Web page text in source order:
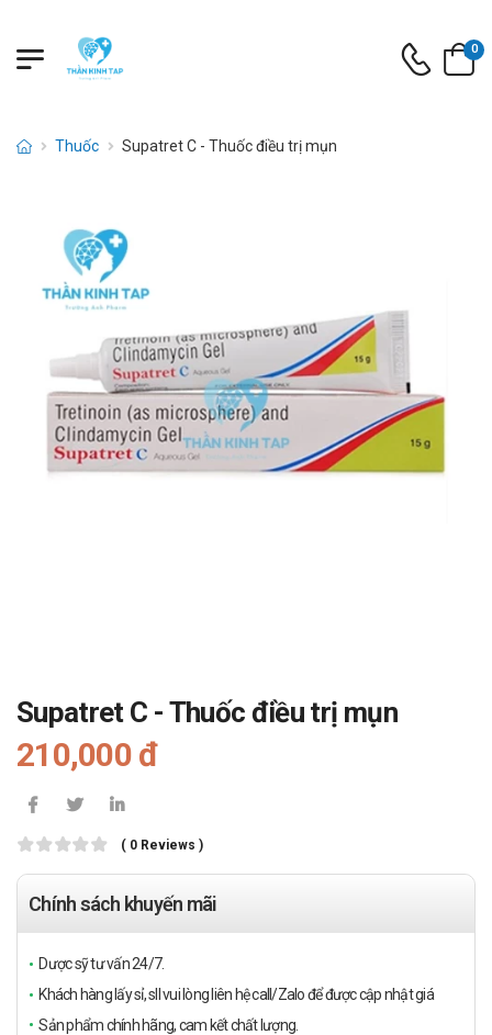
0
Thuốc Supatret C - Thuốc điều trị mụn
Supatret C - Thuốc điều trị mụn
210,000 đ
( 0 Reviews )
Chính sách khuyến mãi
Dược sỹ tư vấn 24/7.
Khách hàng lấy sỉ, sll vui lòng liên hệ call/Zalo để được cập nhật giá
Sản phẩm chính hãng, cam kết chất lượng.